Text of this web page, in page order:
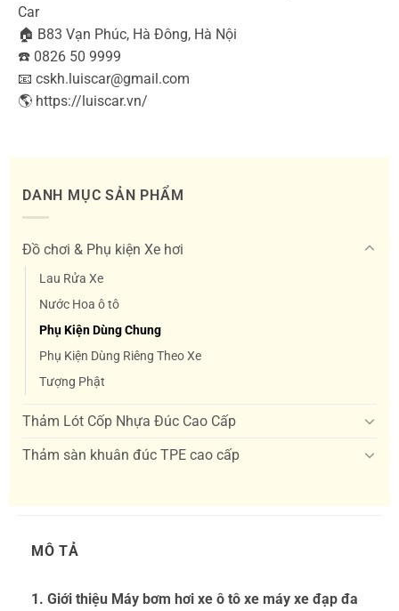
Car
🏠 B83 Vạn Phúc, Hà Đông, Hà Nội
☎️ 0826 50 9999
📧 cskh.luiscar@gmail.com
🌎 https://luiscar.vn/
DANH MỤC SẢN PHẨM
Đồ chơi & Phụ kiện Xe hơi
Lau Rửa Xe
Nước Hoa ô tô
Phụ Kiện Dùng Chung
Phụ Kiện Dùng Riêng Theo Xe
Tượng Phật
Thảm Lót Cốp Nhựa Đúc Cao Cấp
Thảm sàn khuân đúc TPE cao cấp
MÔ TẢ
1. Giới thiệu Máy bơm hơi xe ô tô xe máy xe đạp đa